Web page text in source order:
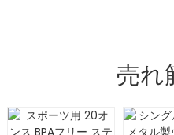
売れ